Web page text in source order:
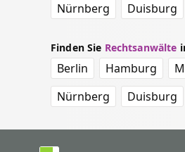
Nürnberg
Duisburg
Finden Sie Rechtsanwälte
Berlin Hamburg
Nürnberg
Duisburg